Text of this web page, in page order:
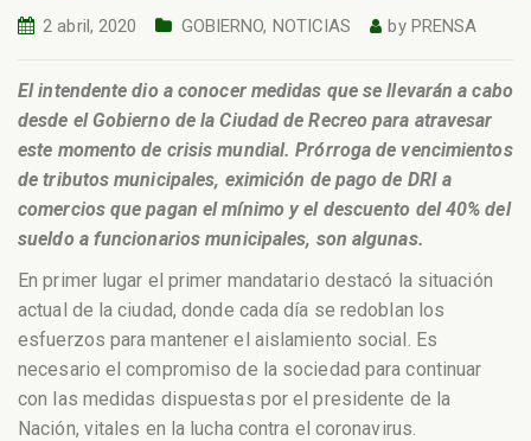
2 abril, 2020 GOBIERNO, NOTICIAS by PRENSA
El intendente dio a conocer medidas que se llevarán a cabo
desde el Gobierno de la Ciudad de Recreo para atravesar
este momento de crisis mundial. Prórroga de vencimientos
de tributos municipales, eximición de pago de DRI a
comercios que pagan el mínimo y el descuento del 40% del
sueldo a funcionarios municipales, son algunas.
En primer lugar el primer mandatario destacó la situación
actual de la ciudad, donde cada día se redoblan los
esfuerzos para mantener el aislamiento social. Es
necesario el compromiso de la sociedad para continuar
con las medidas dispuestas por el presidente de la
Nación, vitales en la lucha contra el coronavirus.